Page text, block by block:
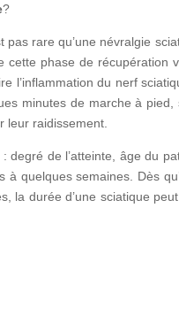
?
rare qu’une névralgie
cette phase de récupération
l’inflammation du nerf
minutes de marche à pied,
leur raidissement.
de l’atteinte, âge du
quelques semaines. Dès
la durée d’une sciatique